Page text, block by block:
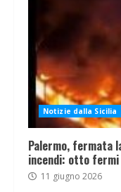
Notizie dalla Sicilia
Palermo, fermata
incendi: otto fermi
11 giugno 2026